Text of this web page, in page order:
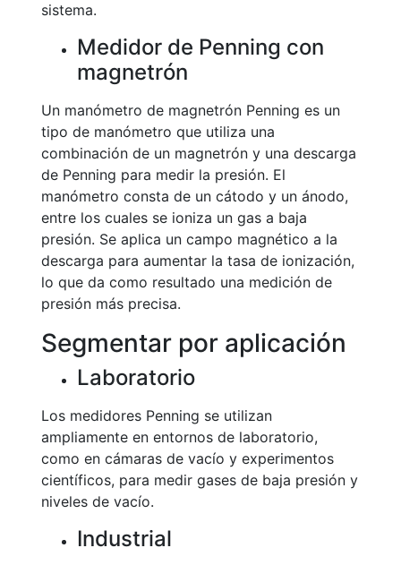
sistema.
Medidor de Penning con
magnetrón
Un manómetro de magnetrón Penning es un
tipo de manómetro que utiliza una
combinación de un magnetrón y una descarga
de Penning para medir la presión. El
manómetro consta de un cátodo y un ánodo,
entre los cuales se ioniza un gas a baja
presión. Se aplica un campo magnético a la
descarga para aumentar la tasa de ionización,
lo que da como resultado una medición de
presión más precisa.
Segmentar por aplicación
Laboratorio
Los medidores Penning se utilizan
ampliamente en entornos de laboratorio,
como en cámaras de vacío y experimentos
científicos, para medir gases de baja presión y
niveles de vacío.
Industrial